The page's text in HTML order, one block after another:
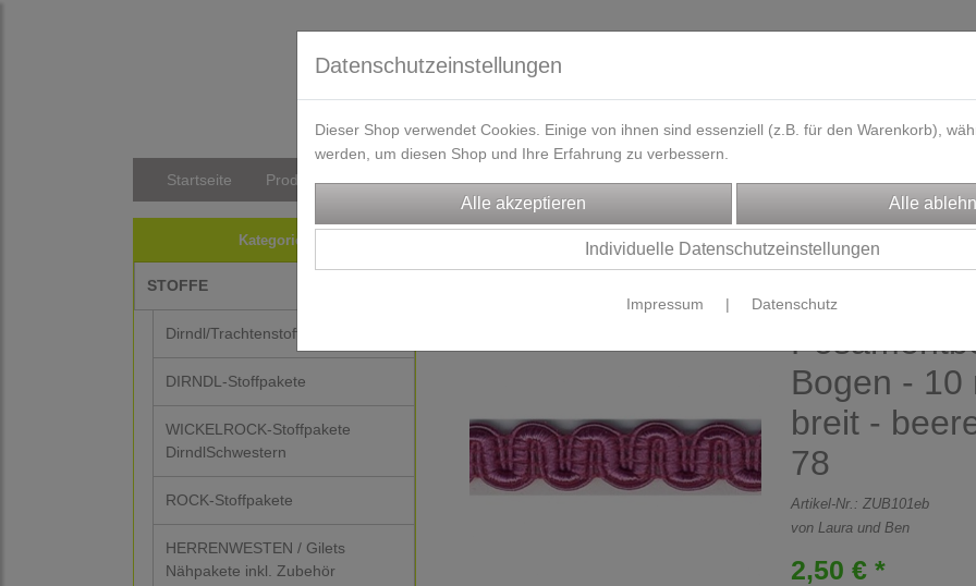
Startseite Produkte Versandkosten/Lieferzeit Kontakt / Öffnungszeiten Gutscheine
Kategorien
STOFFE
Dirndl/Trachtenstoffe
DIRNDL-Stoffpakete
WICKELROCK-Stoffpakete
DirndlSchwestern
ROCK-Stoffpakete
HERRENWESTEN / Gilets
Nähpakete inkl. Zubehör
TRACHTENZUBEHÖR
Zierborten & Paspol
Bogen - 10
breit -
78
Artikel-Nr.: ZUB101eb
von Laura und Ben
2,50 € *
Datenschutzeinstellungen
Dieser Shop verwendet Cookies. Einige von ihnen sind essenziell (z.B. für den Warenkorb),
werden, um diesen Shop und Ihre Erfahrung zu verbessern.
Individuelle Datenschutzeinstellungen
Impressum | Datenschutz